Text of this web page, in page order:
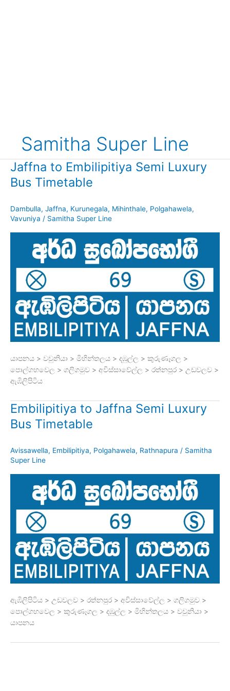
Samitha Super Line
Jaffna to Embilipitiya Semi Luxury
Bus Timetable
Dambulla, Jaffna, Kurunegala, Mihinthale, Polgahawela,
Vavuniya / Samitha Super Line
යාපනය > වවුනියා > මිහින්තලය > දඹුල්ල > කුරුණෑගල >
පොල්ගහවෙල > ගලිගමුව > අවිස්සාවේල්ල > රත්නපුර > උඩවලව >
ඇඹිලිපිටිය
Embilipitiya to Jaffna Semi Luxury
Bus Timetable
Avissawella, Embilipitiya, Polgahawela, Rathnapura / Samitha
Super Line
ඇඹිලිපිටිය > උඩවලව > රත්නපුර > අවිස්සාවේල්ල > ගලිගමුව >
පොල්ගහවෙල > කුරුණෑගල > දඹුල්ල > මිහින්තලය > වවුනියා >
යාපනය